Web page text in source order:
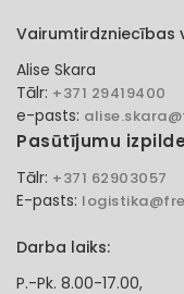
Vairumtirdzniecības
Alise Skara
Tālr: +371 29419400
e-pasts:
Pasūtījumu
Tālr: +371 62903057
E-pasts:
Darba laiks:
P.-Pk. 8.00-17.00,